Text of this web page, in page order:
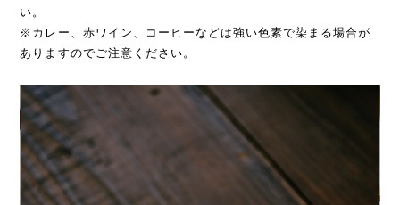
い。
※カレー、赤ワイン、コーヒーなどは強い色素で染まる場合が
ありますのでご注意ください。